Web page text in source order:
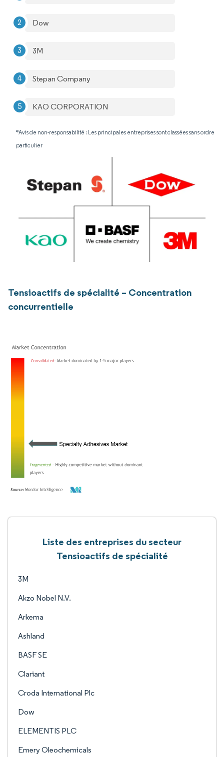
Dow
3M
Stepan Company
KAO CORPORATION
*Avis de non-responsabilité : Les principales entreprises sont classées sans ordre
particulier
Tensioactifs de spécialité – Concentration
concurrentielle
Liste des entreprises du secteur
Tensioactifs de spécialité
3M
Akzo Nobel N.V.
Arkema
Ashland
BASF SE
Clariant
Croda International Plc
Dow
ELEMENTIS PLC
Emery Oleochemicals